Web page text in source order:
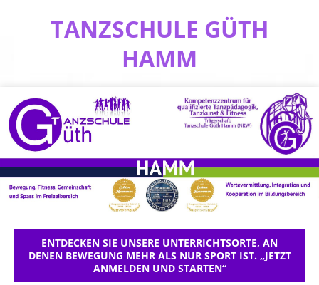
TANZSCHULE GÜTH
HAMM
ENTDECKEN SIE UNSERE UNTERRICHTSORTE, AN
DENEN BEWEGUNG MEHR ALS NUR SPORT IST. „JETZT
ANMELDEN UND STARTEN“